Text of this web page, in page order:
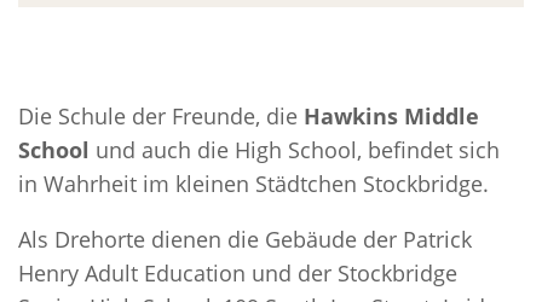
Die Schule der Freunde, die Hawkins Middle
School und auch die High School, befindet sich
in Wahrheit im kleinen Städtchen Stockbridge.
Als Drehorte dienen die Gebäude der Patrick
Henry Adult Education und der Stockbridge